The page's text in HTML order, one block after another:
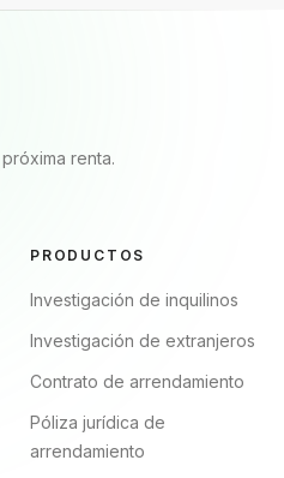
renta.
PRODUCTOS
Investigación de inquilinos
Investigación de extranjeros
Contrato de arrendamiento
Póliza jurídica de
arrendamiento